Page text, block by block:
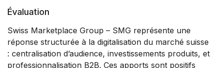
Évaluation
Swiss Marketplace Group – SMG représente une
réponse structurée à la digitalisation du marché suisse
: centralisation d’audience, investissements produits, et
professionnalisation B2B. Ces apports sont positifs